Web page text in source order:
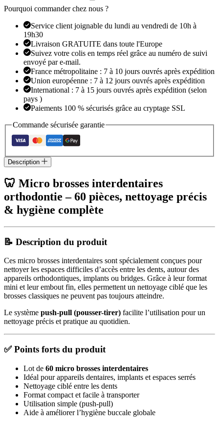
Pourquoi commander chez nous ?
Service client joignable du lundi au vendredi de 10h à
19h30
Livraison GRATUITE dans toute l'Europe
Suivez votre colis en temps réel grâce au numéro de suivi
envoyé par e-mail.
France métropolitaine : 7 à 10 jours ouvrés après expédition
Union européenne : 7 à 12 jours ouvrés après expédition
International : 7 à 15 jours ouvrés après expédition (selon
pays )
Paiements 100 % sécurisés grâce au cryptage SSL
Commande sécurisée garantie
Description
🦷 Micro brosses interdentaires
orthodontie – 60 pièces, nettoyage précis
& hygiène complète
📝 Description du produit
Ces micro brosses interdentaires sont spécialement conçues pour
nettoyer les espaces difficiles d’accès entre les dents, autour des
appareils orthodontiques, implants ou bridges. Grâce à leur format
mini et leur embout fin, elles permettent un nettoyage ciblé que les
brosses classiques ne peuvent pas toujours atteindre.
Le système push-pull (pousser-tirer) facilite l’utilisation pour un
nettoyage précis et pratique au quotidien.
✅ Points forts du produit
Lot de 60 micro brosses interdentaires
Idéal pour appareils dentaires, implants et espaces serrés
Nettoyage ciblé entre les dents
Format compact et facile à transporter
Utilisation simple (push-pull)
Aide à améliorer l’hygiène buccale globale